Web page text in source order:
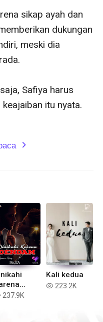
sikap ayah dan
dukungan
meski dia
Safiya harus
itu nyata.
expand_more
237.9K
Kali kedua
read 223.2K